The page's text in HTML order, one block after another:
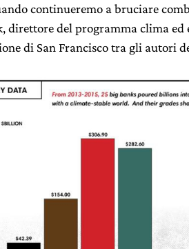
continueremo a bruciare
direttore del programma clima
di San Francisco tra gli autori